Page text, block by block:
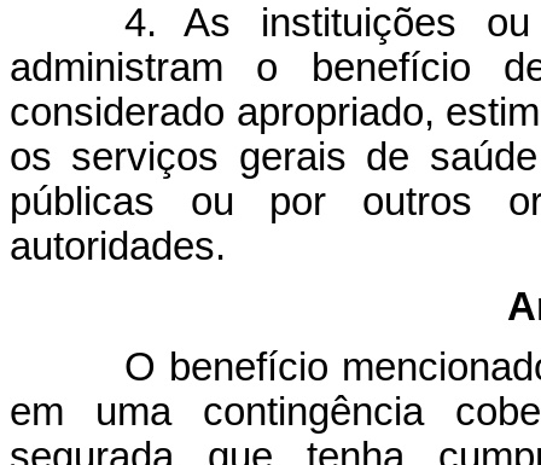
4. As instituições
administram o benefício
considerado apropriado,
os serviços gerais de
públicas ou por outros
autoridades.
O benefício
em uma contingência